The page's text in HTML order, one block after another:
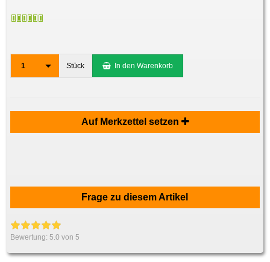
1 Stück In den Warenkorb
Auf Merkzettel setzen
Frage zu diesem Artikel
Bewertung:5.0 von 5